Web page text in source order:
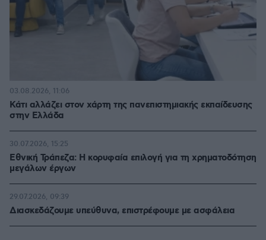
Κάτι αλλάζει στον χάρτη της πανεπιστημιακής εκπαίδευσης
στην Ελλάδα
03.08.2026, 11:06
Εθνική Τράπεζα: Η κορυφαία επιλογή για τη χρηματοδότηση
μεγάλων έργων
30.07.2026, 15:25
Διασκεδάζουμε υπεύθυνα, επιστρέφουμε με ασφάλεια
29.07.2026, 09:39